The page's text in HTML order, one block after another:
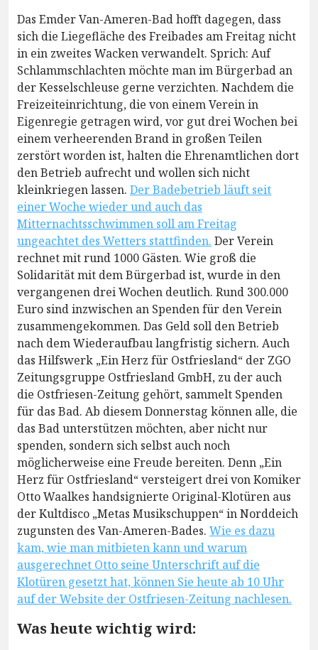
Das Emder Van-Ameren-Bad hofft dagegen, dass
sich die Liegefläche des Freibades am Freitag nicht
in ein zweites Wacken verwandelt. Sprich: Auf
Schlammschlachten möchte man im Bürgerbad an
der Kesselschleuse gerne verzichten. Nachdem die
Freizeiteinrichtung, die von einem Verein in
Eigenregie getragen wird, vor gut drei Wochen bei
einem verheerenden Brand in großen Teilen
zerstört worden ist, halten die Ehrenamtlichen dort
den Betrieb aufrecht und wollen sich nicht
kleinkriegen lassen. Der Badebetrieb läuft seit
einer Woche wieder und auch das
Mitternachtsschwimmen soll am Freitag
ungeachtet des Wetters stattfinden. Der Verein
rechnet mit rund 1000 Gästen. Wie groß die
Solidarität mit dem Bürgerbad ist, wurde in den
vergangenen drei Wochen deutlich. Rund 300.000
Euro sind inzwischen an Spenden für den Verein
zusammengekommen. Das Geld soll den Betrieb
nach dem Wiederaufbau langfristig sichern. Auch
das Hilfswerk „Ein Herz für Ostfriesland“ der ZGO
Zeitungsgruppe Ostfriesland GmbH, zu der auch
die Ostfriesen-Zeitung gehört, sammelt Spenden
für das Bad. Ab diesem Donnerstag können alle, die
das Bad unterstützen möchten, aber nicht nur
spenden, sondern sich selbst auch noch
möglicherweise eine Freude bereiten. Denn „Ein
Herz für Ostfriesland“ versteigert drei von Komiker
Otto Waalkes handsignierte Original-Klotüren aus
der Kultdisco „Metas Musikschuppen“ in Norddeich
zugunsten des Van-Ameren-Bades. Wie es dazu
kam, wie man mitbieten kann und warum
ausgerechnet Otto seine Unterschrift auf die
Klotüren gesetzt hat, können Sie heute ab 10 Uhr
auf der Website der Ostfriesen-Zeitung nachlesen.
Was heute wichtig wird: